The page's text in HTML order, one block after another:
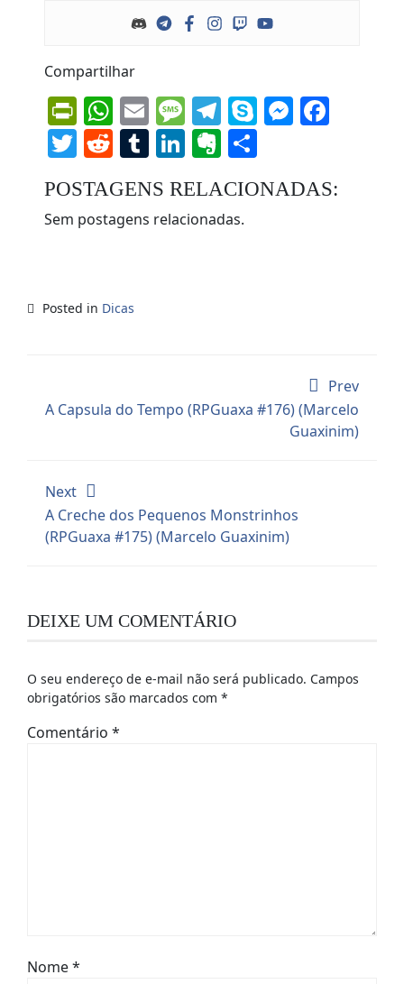
Compartilhar
PrintFriendly
WhatsApp
EmailMessage
Telegram
Skype
Twitter
Reddit
Tumblr
LinkedIn
Evernote
POSTAGENS RELACIONADAS:
Sem postagens relacionadas.
Posted in Dicas
Prev
A Capsula do Tempo (RPGuaxa #176) (Marcelo
Guaxinim)
Next
A Creche dos Pequenos Monstrinhos
(RPGuaxa #175) (Marcelo Guaxinim)
DEIXE UM COMENTÁRIO
O seu endereço de e-mail não será publicado. Campos
obrigatórios são marcados com *
Comentário *
Nome*